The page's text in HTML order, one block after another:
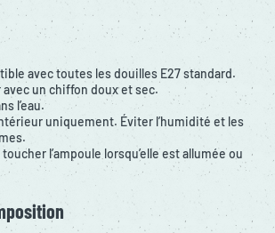
avec toutes les douilles E27 standard.
un chiffon doux et sec.
l’eau.
uniquement. Éviter l’humidité et les
l’ampoule lorsqu’elle est allumée ou